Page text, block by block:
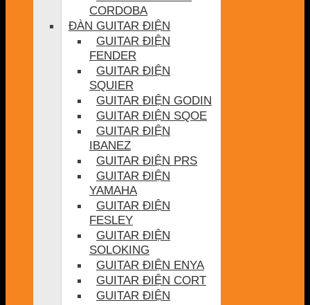
CORDOBA
ĐÀN GUITAR ĐIỆN
GUITAR ĐIỆN
FENDER
GUITAR ĐIỆN
SQUIER
GUITAR ĐIỆN GODIN
GUITAR ĐIỆN SQOE
GUITAR ĐIỆN
IBANEZ
GUITAR ĐIỆN PRS
GUITAR ĐIỆN
YAMAHA
GUITAR ĐIỆN
FESLEY
GUITAR ĐIỆN
SOLOKING
GUITAR ĐIỆN ENYA
GUITAR ĐIỆN CORT
GUITAR ĐIỆN